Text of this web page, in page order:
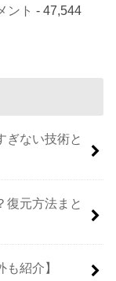
ント - 47,544
ぎない技術と
復元方法まと
紹介】